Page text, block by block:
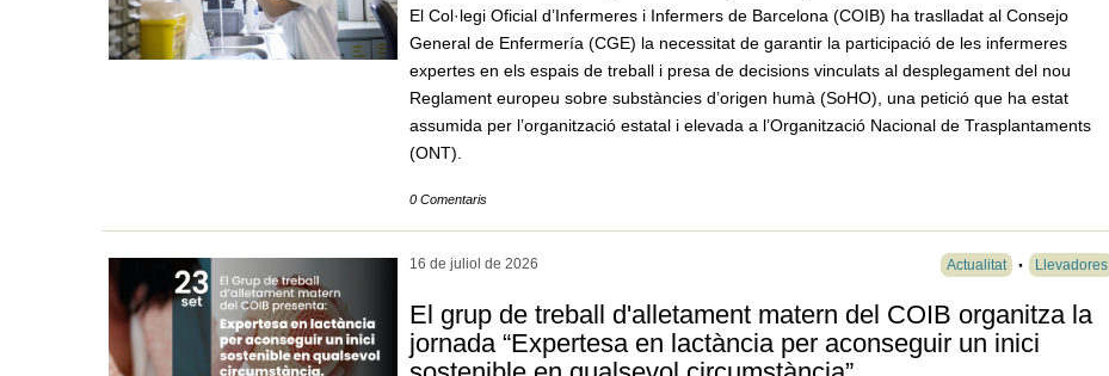
El Col·legi Oficial d’Infermeres i Infermers de Barcelona (COIB) ha traslladat al Consejo
General de Enfermería (CGE) la necessitat de garantir la participació de les infermeres
expertes en els espais de treball i presa de decisions vinculats al desplegament del nou
Reglament europeu sobre substàncies d’origen humà (SoHO), una petició que ha estat
assumida per l’organització estatal i elevada a l’Organització Nacional de Trasplantaments
(ONT).
0 Comentaris
16 de juliol de 2026 Actualitat Llevadores
El grup de treball d'alletament matern del COIB organitza la
jornada “Expertesa en lactància per aconseguir un inici